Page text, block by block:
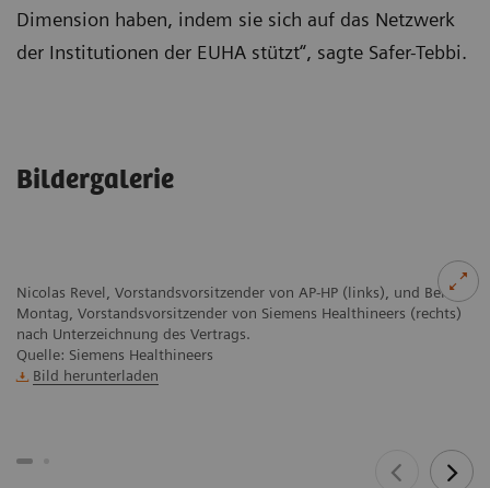
Dimension haben, indem sie sich auf das Netzwerk
der Institutionen der EUHA stützt“, sagte Safer-Tebbi.
Bildergalerie
Nicolas Revel, Vorstandsvorsitzender von AP-HP (links), und Bernd
Montag, Vorstandsvorsitzender von Siemens Healthineers (rechts)
nach Unterzeichnung des Vertrags.
Quelle: Siemens Healthineers
Bild herunterladen